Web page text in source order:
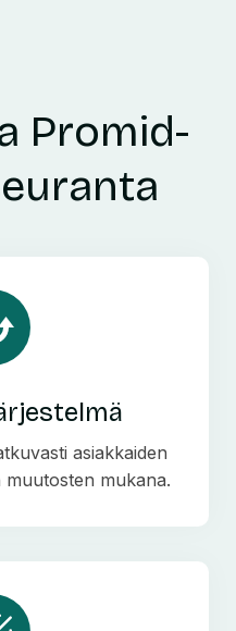
Promid-
asiakkaiden
mukana.